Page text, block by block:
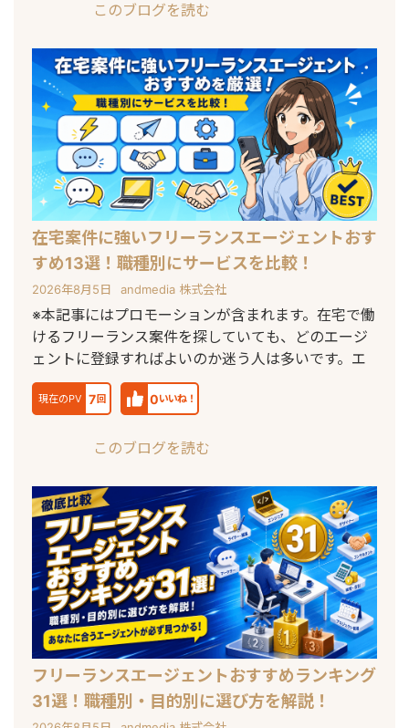
このブログを読む
在宅案件に強いフリーランスエージェントおす
すめ13選！職種別にサービスを比較！
2026年8月5日 andmedia 株式会社
現在のPV 7 回 0いいね！
※本記事にはプロモーションが含まれます。在宅で働
けるフリーランス案件を探していても、どのエージ
ェントに登録すればよいのか迷う人は多いです。エ
このブログを読む
フリーランスエージェントおすすめランキング
31選！職種別・目的別に選び方を解説！